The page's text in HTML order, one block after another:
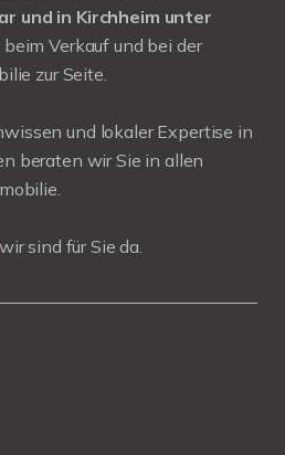
und in Kirchheim unter
Verkauf und bei der
zur Seite.
und lokaler Expertise in
beraten wir Sie in allen
sind für Sie da.